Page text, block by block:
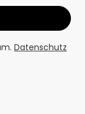
Datenschutz